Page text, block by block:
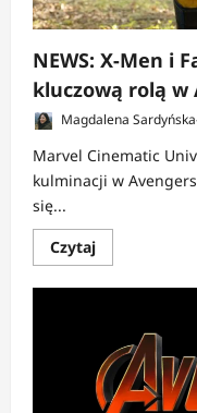
NEWS: X-Men i
kluczową rolą w
Magdalena
Marvel Cinematic
kulminacji w
się...
CzytajDowiedz
się
o
Fantastyczna
Czwórka
z